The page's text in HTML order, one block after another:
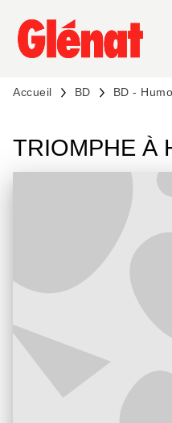
MENU RECHERCHE
PIED DE PAGE
Accueil BD BD -
TRIOMPHE À